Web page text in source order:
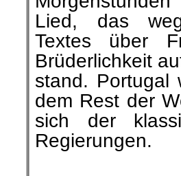
Lied, das
Textes über
Brüderlichkeit
stand. Portugal
dem Rest der
sich der
Regierungen.